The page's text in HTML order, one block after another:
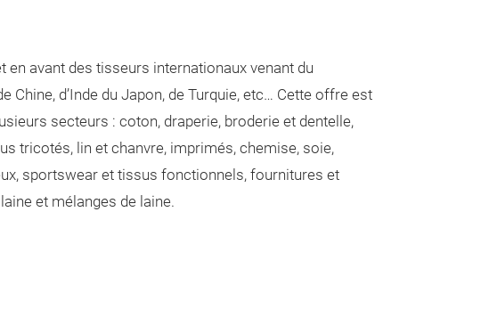
en avant des tisseurs internationaux venant du
Chine, d’Inde du Japon, de Turquie, etc… Cette offre est
secteurs : coton, draperie, broderie et dentelle,
tricotés, lin et chanvre, imprimés, chemise, soie,
sportswear et tissus fonctionnels, fournitures et
et mélanges de laine.